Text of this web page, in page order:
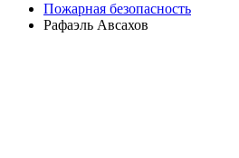
Пожарная безопасность
Рафаэль Авсахов